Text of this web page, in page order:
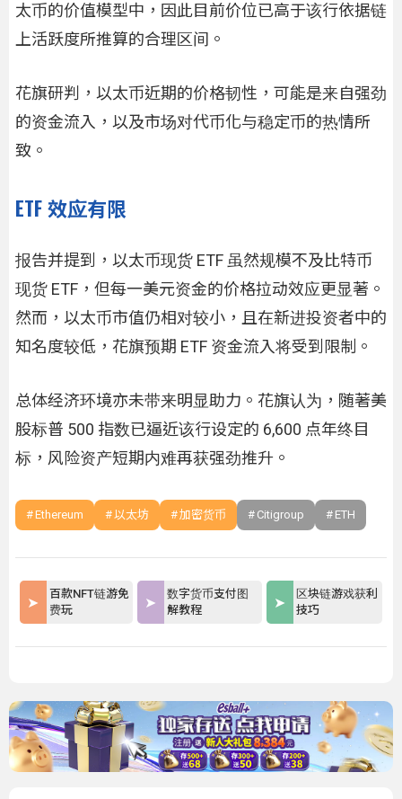
太币的价值模型中，因此目前价位已高于该行依据链
上活跃度所推算的合理区间。
花旗研判，以太币近期的价格韧性，可能是来自强劲
的资金流入，以及市场对代币化与稳定币的热情所
致。
ETF 效应有限
报告并提到，以太币现货 ETF 虽然规模不及比特币
现货 ETF，但每一美元资金的价格拉动效应更显著。
然而，以太币市值仍相对较小，且在新进投资者中的
知名度较低，花旗预期 ETF 资金流入将受到限制。
总体经济环境亦未带来明显助力。花旗认为，随著美
股标普 500 指数已逼近该行设定的 6,600 点年终目
标，风险资产短期内难再获强劲推升。
Ethereum 以太坊 加密货币 Citigroup ETH
百款NFT链游免
费玩
数字货币支付图
解教程
区块链游戏获利
技巧